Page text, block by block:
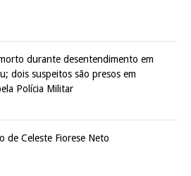
durante desentendimento em
dois suspeitos são presos em
Polícia Militar
de Celeste Fiorese Neto